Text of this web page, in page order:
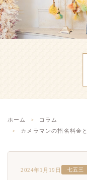
ホーム
コラム
カメラマンの指名料金
2024年1月19日 七五三